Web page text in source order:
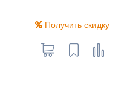
Получить скидку